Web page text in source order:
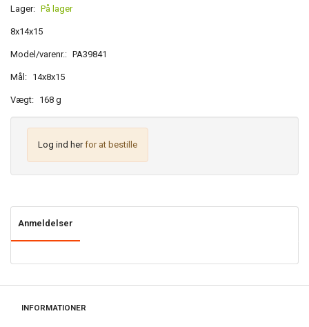
Lager: På lager
8x14x15
Model/varenr.: PA39841
Mål: 14x8x15
Vægt: 168 g
Log ind herfor at bestille
Anmeldelser
INFORMATIONER